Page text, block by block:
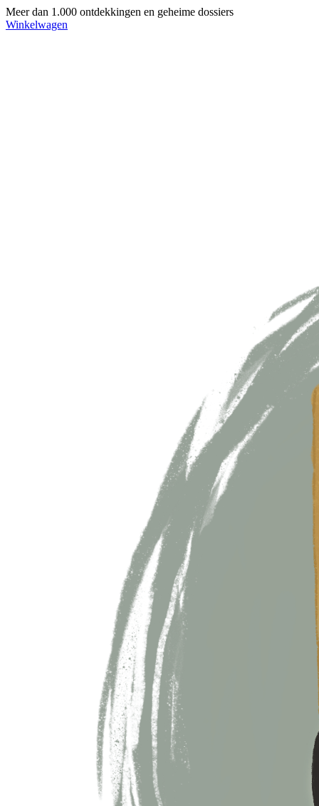
Meer dan 1.000 ontdekkingen en geheime dossiers
Winkelwagen